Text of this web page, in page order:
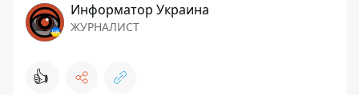
Информатор Украина
ЖУРНАЛИСТ
👍